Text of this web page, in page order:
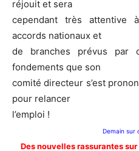
réjouit et sera
cependant très attentive
accords nationaux et
de branches prévus par
fondements que son
comité directeur s’est
pour relancer
l’emploi !
Demain sur
Des nouvelles rassurantes